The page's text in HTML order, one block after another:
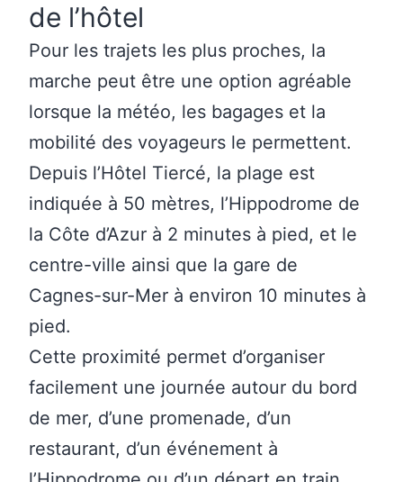
de l’hôtel
Pour les trajets les plus proches, la
marche peut être une option agréable
lorsque la météo, les bagages et la
mobilité des voyageurs le permettent.
Depuis l’Hôtel Tiercé, la plage est
indiquée à 50 mètres, l’Hippodrome de
la Côte d’Azur à 2 minutes à pied, et le
centre-ville ainsi que la gare de
Cagnes-sur-Mer à environ 10 minutes à
pied.
Cette proximité permet d’organiser
facilement une journée autour du bord
de mer, d’une promenade, d’un
restaurant, d’un événement à